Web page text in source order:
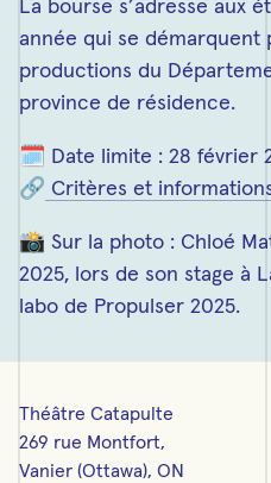
La bourse s’adresse aux
année qui se
productions du
province de résidence.
🗓 Date limite : 28 février
🔗 Critères et
📸 Sur la photo : Chloé
2025, lors de son stage à
labo de Propulser 2025.
Théâtre Catapulte
269 rue Montfort,
Vanier (Ottawa), ON